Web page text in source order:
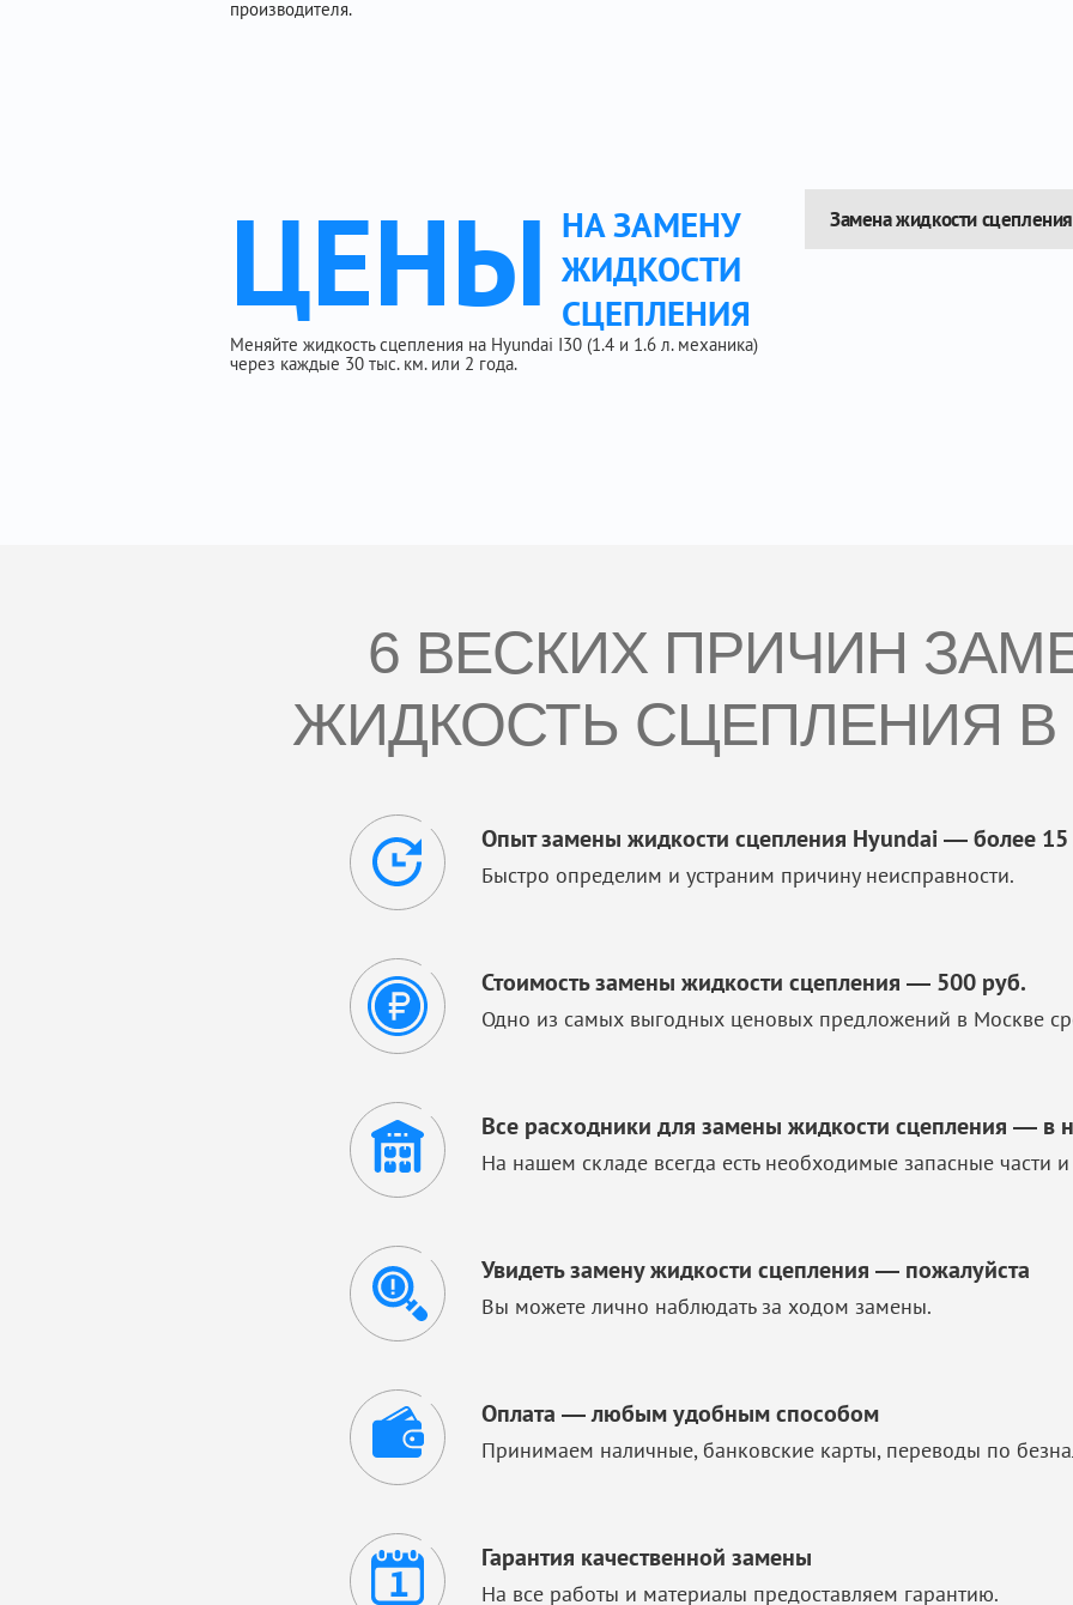
производителя.
ЦЕНЫ НА ЗАМЕНУ
ЖИДКОСТИ
СЦЕПЛЕНИЯ
Меняйте жидкость сцепления на Hyundai I30 (1.4 и 1.6 л. механика)
через каждые 30 тыс. км. или 2 года.
Замена жидкости сцепления
6 ВЕСКИХ ПРИЧИН
ЖИДКОСТЬ СЦЕПЛЕНИЯ В
Опыт замены жидкости сцепления Hyundai — более 15
Быстро определим и устраним причину неисправности.
Стоимость замены жидкости сцепления — 500 руб.
Одно из самых выгодных ценовых предложений в Москве
Все расходники для замены жидкости сцепления — в
На нашем складе всегда есть необходимые запасные части
Увидеть замену жидкости сцепления — пожалуйста
Вы можете лично наблюдать за ходом замены.
Оплата — любым удобным способом
Принимаем наличные, банковские карты, переводы по
Гарантия качественной замены
На все работы и материалы предоставляем гарантию.